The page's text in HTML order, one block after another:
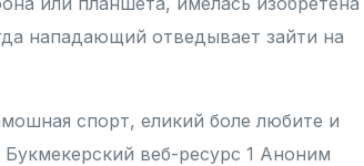
нападающий отведывает зайти на
спорт, еликий боле любите и
веб-ресурс 1 Аноним